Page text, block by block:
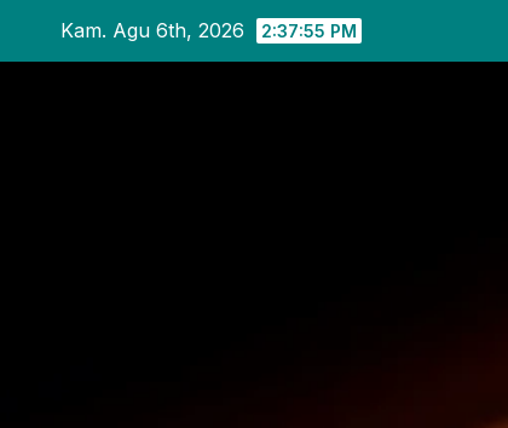
Kam. Agu 6th, 2026 2:37:56 PM